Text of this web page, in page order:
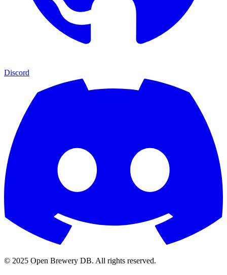
Discord
© 2025 Open Brewery DB. All rights reserved.